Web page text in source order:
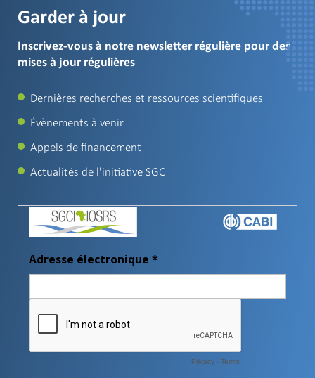
Garder à jour
Inscrivez-vous à notre newsletter régulière pour des
mises à jour régulières
Dernières recherches et ressources scientifiques
Évènements à venir
Appels de financement
Actualités de l'initiative SGC